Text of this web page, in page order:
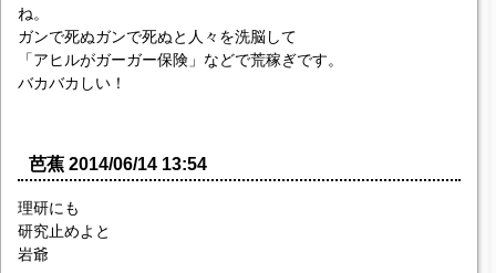
ね。
ガンで死ぬガンで死ぬと人々を洗脳して
「アヒルがガーガー保険」などで荒稼ぎです。
バカバカしい！
芭蕉 2014/06/14 13:54
理研にも
研究止めよと
岩爺